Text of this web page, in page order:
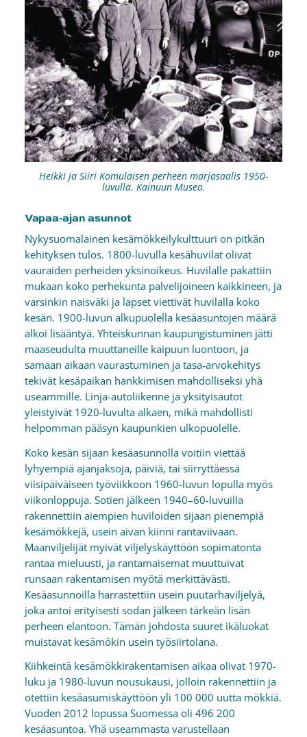
Heikki ja Siiri Komulaisen perheen marjasaalis 1950-
luvulla. Kainuun Museo.
Vapaa-ajan asunnot
Nykysuomalainen kesämökkeilykulttuuri on pitkän
kehityksen tulos. 1800-luvulla kesähuvilat olivat
vauraiden perheiden yksinoikeus. Huvilalle pakattiin
mukaan koko perhekunta palvelijoineen kaikkineen, ja
varsinkin naisväki ja lapset viettivät huvilalla koko
kesän. 1900-luvun alkupuolella kesäasuntojen määrä
alkoi lisääntyä. Yhteiskunnan kaupungistuminen jätti
maaseudulta muuttaneille kaipuun luontoon, ja
samaan aikaan vaurastuminen ja tasa-arvokehitys
tekivät kesäpaikan hankkimisen mahdolliseksi yhä
useammille. Linja-autoliikenne ja yksityisautot
yleistyivät 1920-luvulta alkaen, mikä mahdollisti
helpomman pääsyn kaupunkien ulkopuolelle.
Koko kesän sijaan kesäasunnolla voitiin viettää
lyhyempiä ajanjaksoja, päiviä, tai siirryttäessä
viisipäiväiseen työviikkoon 1960-luvun lopulla myös
viikonloppuja. Sotien jälkeen 1940–60-luvuilla
rakennettiin aiempien huviloiden sijaan pienempiä
kesämökkejä, usein aivan kiinni rantaviivaan.
Maanviljelijät myivät viljelyskäyttöön sopimatonta
rantaa mieluusti, ja rantamaisemat muuttuivat
runsaan rakentamisen myötä merkittävästi.
Kesäasunnoilla harrastettiin usein puutarhaviljelyä,
joka antoi erityisesti sodan jälkeen tärkeän lisän
perheen elantoon. Tämän johdosta suuret ikäluokat
muistavat kesämökin usein työsiirtolana.
Kiihkeintä kesämökkirakentamisen aikaa olivat 1970-
luku ja 1980-luvun nousukausi, jolloin rakennettiin ja
otettiin kesäasumiskäyttöön yli 100 000 uutta mökkiä.
Vuoden 2012 lopussa Suomessa oli 496 200
kesäasuntoa. Yhä useammasta varustellaan